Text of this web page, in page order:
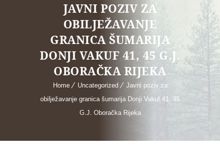
JAVNI POZIV ZA
OBILJEŽAVANJE
GRANICA ŠUMARIJA
DONJI VAKUF 41, 45 G.J.
OBORAČKA RIJEKA
Home Uncategorized
Javni poziv za
obilježavanje granica šumarija Donji Vakuf 41, 45
G.J. Oboračka Rijeka